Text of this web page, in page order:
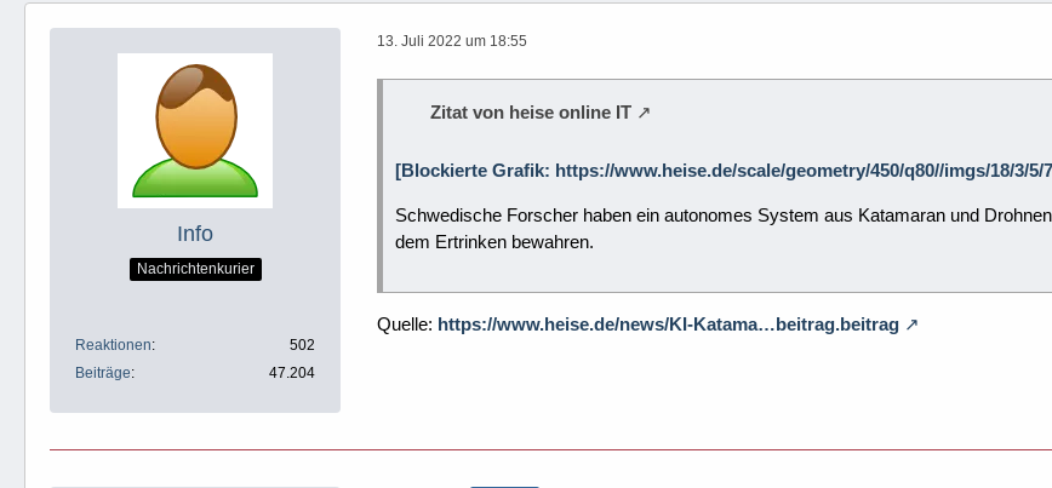
Info
Nachrichtenkurier
Reaktionen
502
Beiträge
47.204
13. Juli 2022 um 18:55
Zitat von heise online IT
[Blockierte Grafik: https://www.heise.de/scale/geometry/450/q80//imgs/18/3/5/
Schwedische Forscher haben ein autonomes System aus Katamaran und
dem Ertrinken bewahren.
Quelle: https://www.heise.de/news/KI-Katama…beitrag.beitrag